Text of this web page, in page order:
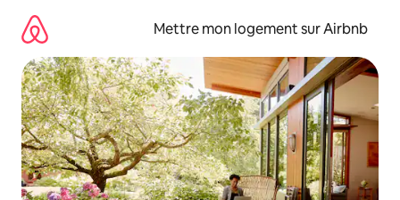
directement
contenu
Mettre mon logement sur Airbnb